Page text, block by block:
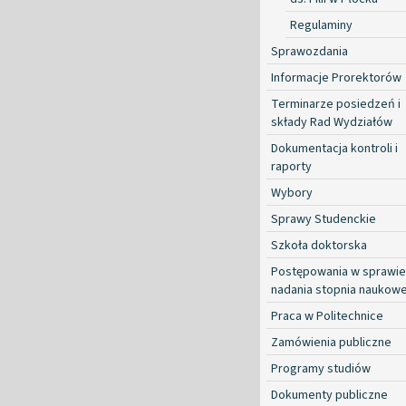
Regulaminy
Sprawozdania
Informacje Prorektorów
Terminarze posiedzeń i
składy Rad Wydziałów
Dokumentacja kontroli i
raporty
Wybory
Sprawy Studenckie
Szkoła doktorska
Postępowania w sprawie
nadania stopnia
Praca w Politechnice
Zamówienia publiczne
Programy studiów
Dokumenty publiczne